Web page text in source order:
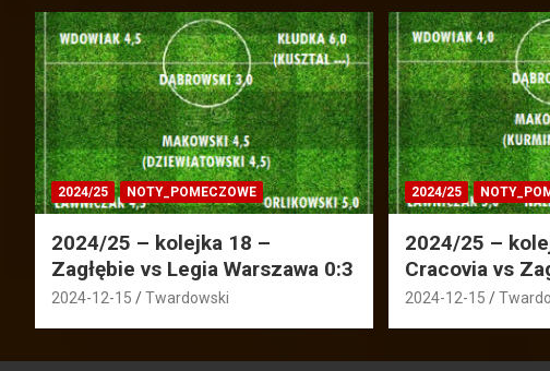
2024/25 NOTY_POMECZOWE
2024/25 – kolejka 18 –
Zagłębie vs Legia Warszawa 0:3
2024-12-15 Twardowski
2024/25
2024/25 –
Cracovia vs
2024-12-15